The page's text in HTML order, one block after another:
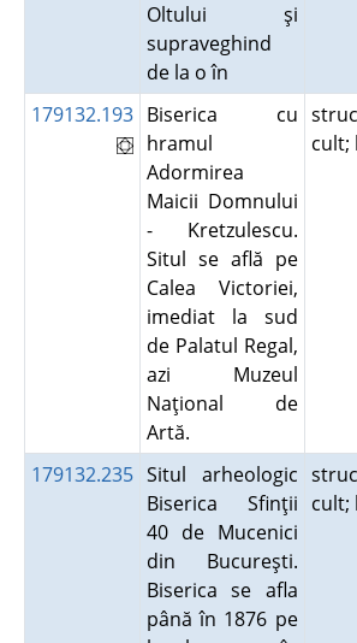
Oltului şi
supraveghind
de la o în
179132.193 Biserica cu
hramul
Adormirea
Maicii Domnului
- Kretzulescu.
Situl se află pe
Calea Victoriei,
imediat la sud
de Palatul Regal,
azi Muzeul
Naţional de
Artă.
cult;
179132.235 Situl arheologic
Biserica Sfinţii
40 de Mucenici
din Bucureşti.
Biserica se afla
până în 1876 pe
cult;